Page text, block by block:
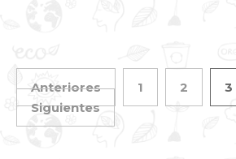
Anteriores 1 2 3
Siguientes